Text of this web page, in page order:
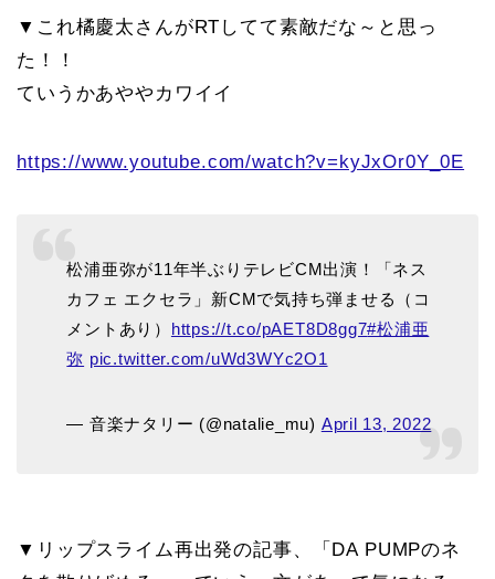
▼これ橘慶太さんがRTしてて素敵だな～と思っ
た！！
ていうかあややカワイイ
https://www.youtube.com/watch?v=kyJxOr0Y_0E
松浦亜弥が11年半ぶりテレビCM出演！「ネス
カフェ エクセラ」新CMで気持ち弾ませる（コ
メントあり） https://t.co/pAET8D8gg7#松浦亜
弥 pic.twitter.com/uWd3WYc2O1
— 音楽ナタリー (@natalie_mu) April 13, 2022
▼リップスライム再出発の記事、「DA PUMPのネ